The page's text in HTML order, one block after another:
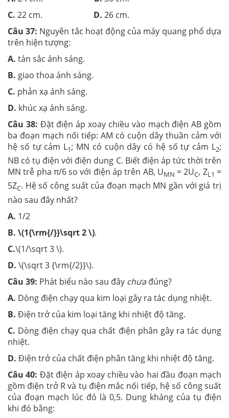
C. 22 cm. D. 26 cm.
Câu 37: Nguyên tắc hoạt động của máy quang phổ dựa
trên hiện tượng:
A. tán sắc ánh sáng.
B. giao thoa ánh sáng.
C. phản xạ ánh sáng.
D. khúc xạ ánh sáng.
Câu 38: Đặt điện áp xoay chiều vào mạch điện AB gồm
ba đoạn mạch nối tiếp: AM có cuộn dây thuần cảm với
hệ số tự cảm L1; MN có cuộn dây có hệ số tự cảm L2;
NB có tụ điện với điện dung C. Biết điện áp tức thời trên
MN trễ pha π/6 so với điện áp trên AB, UMN = 2UC, ZL1 =
5ZC. Hệ số công suất của đoạn mạch MN gần với giá trị
nào sau đây nhất?
A. 1/2
B. \(1{\rm{/}}\sqrt 2 \).
C.\(1/\sqrt 3 \).
D. \(\sqrt 3 {\rm{/2}}\).
Câu 39: Phát biểu nào sau đây chưađúng?
A. Dòng điện chạy qua kim loại gây ra tác dụng nhiệt.
B. Điện trở của kim loại tăng khi nhiệt độ tăng.
C. Dòng điện chạy qua chất điện phân gây ra tác dụng
nhiệt.
D. Điện trở của chất điện phân tăng khi nhiệt độ tăng.
Câu 40: Đặt điện áp xoay chiều vào hai đầu đoạn mạch
gồm điện trở R và tụ điện mắc nối tiếp, hệ số công suất
của đoạn mạch lúc đó là 0,5. Dung kháng của tụ điện
khi đó bằng: